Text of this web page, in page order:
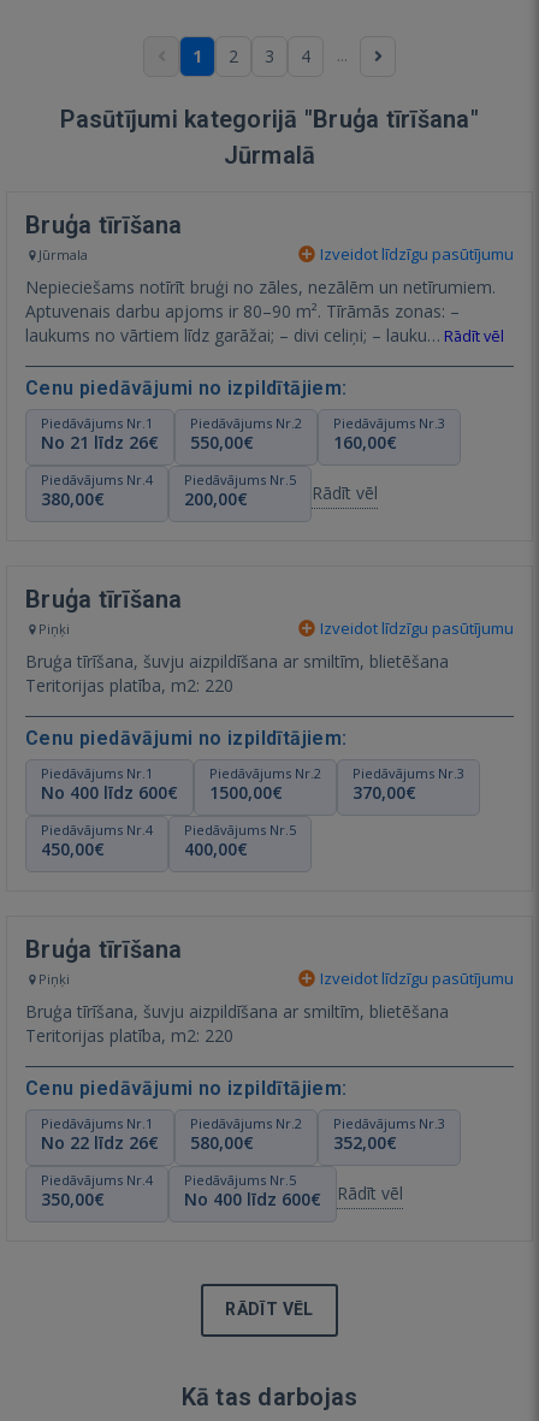
1 2 3 4 ...
Pasūtījumi kategorijā "Bruģa tīrīšana"
Jūrmalā
Bruģa tīrīšana
Jūrmala Izveidot līdzīgu pasūtījumu
Nepieciešams notīrīt bruģi no zāles, nezālēm un netīrumiem.
Aptuvenais darbu apjoms ir 80–90 m². Tīrāmās zonas: –
laukums no vārtiem līdz garāžai; – divi celiņi; – lauku… Rādīt vēl
Cenu piedāvājumi no izpildītājiem:
Piedāvājums Nr.1
No 21 līdz 26€
Piedāvājums Nr.2
550,00€
Piedāvājums Nr.3
160,00€
Piedāvājums Nr.4
380,00€
Piedāvājums Nr.5
200,00€ Rādīt vēl
Bruģa tīrīšana
Piņķi Izveidot līdzīgu pasūtījumu
Bruģa tīrīšana, šuvju aizpildīšana ar smiltīm, blietēšana
Teritorijas platība, m2: 220
Cenu piedāvājumi no izpildītājiem:
Piedāvājums Nr.1
No 400 līdz 600€
Piedāvājums Nr.2
1500,00€
Piedāvājums Nr.3
370,00€
Piedāvājums Nr.4
450,00€
Piedāvājums Nr.5
400,00€
Bruģa tīrīšana
Piņķi Izveidot līdzīgu pasūtījumu
Bruģa tīrīšana, šuvju aizpildīšana ar smiltīm, blietēšana
Teritorijas platība, m2: 220
Cenu piedāvājumi no izpildītājiem:
Piedāvājums Nr.1
No 22 līdz 26€
Piedāvājums Nr.2
580,00€
Piedāvājums Nr.3
352,00€
Piedāvājums Nr.4
350,00€
Piedāvājums Nr.5
No 400 līdz 600€ Rādīt vēl
RĀDĪT VĒL
Kā tas darbojas